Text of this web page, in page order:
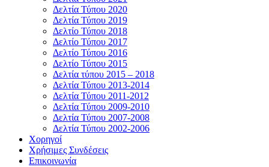
Δελτία Τύπου 2020
Δελτία Τύπου 2019
Δελτίο Τύπου 2018
Δελτίο Τύπου 2017
Δελτίο Τύπου 2016
Δελτίο Τύπου 2015
Δελτία τύπου 2015 – 2018
Δελτία Τύπου 2013-2014
Δελτία Τύπου 2011-2012
Δελτία Τύπου 2009-2010
Δελτία Τύπου 2007-2008
Δελτία Τύπου 2002-2006
Χορηγοί
Χρήσιμες Συνδέσεις
Επικοινωνία